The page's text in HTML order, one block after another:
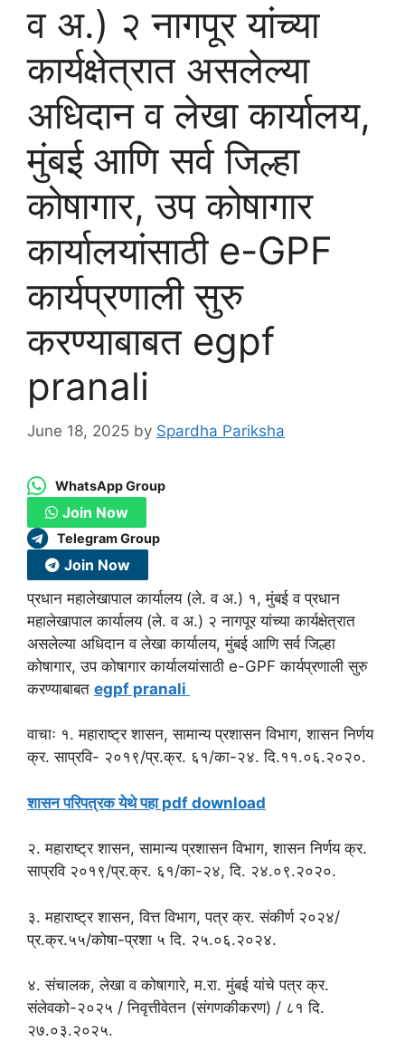
व अ.) २ नागपूर यांच्या
कार्यक्षेत्रात असलेल्या
अधिदान व लेखा कार्यालय,
मुंबई आणि सर्व जिल्हा
कोषागार, उप कोषागार
कार्यालयांसाठी e-GPF
कार्यप्रणाली सुरु
करण्याबाबत egpf
pranali
June 18, 2025 by Spardha Pariksha
WhatsApp Group
Join Now
Telegram Group
Join Now
प्रधान महालेखापाल कार्यालय (ले. व अ.) १, मुंबई व प्रधान
महालेखापाल कार्यालय (ले. व अ.) २ नागपूर यांच्या कार्यक्षेत्रात
असलेल्या अधिदान व लेखा कार्यालय, मुंबई आणि सर्व जिल्हा
कोषागार, उप कोषागार कार्यालयांसाठी e-GPF कार्यप्रणाली सुरु
करण्याबाबत egpf pranali
वाचाः १. महाराष्ट्र शासन, सामान्य प्रशासन विभाग, शासन निर्णय
क्र. साप्रवि- २०१९/प्र.क्र. ६१/का-२४. दि.११.०६.२०२०.
शासन परिपत्रक येथे पहा pdf download
२. महाराष्ट्र शासन, सामान्य प्रशासन विभाग, शासन निर्णय क्र.
साप्रवि २०१९/प्र.क्र. ६१/का-२४, दि. २४.०९.२०२०.
३. महाराष्ट्र शासन, वित्त विभाग, पत्र क्र. संकीर्ण २०२४/
प्र.क्र.५५/कोषा-प्रशा ५ दि. २५.०६.२०२४.
४. संचालक, लेखा व कोषागारे, म.रा. मुंबई यांचे पत्र क्र.
संलेवको-२०२५ / निवृत्तीवेतन (संगणकीकरण) / ८१ दि.
२७.०३.२०२५.